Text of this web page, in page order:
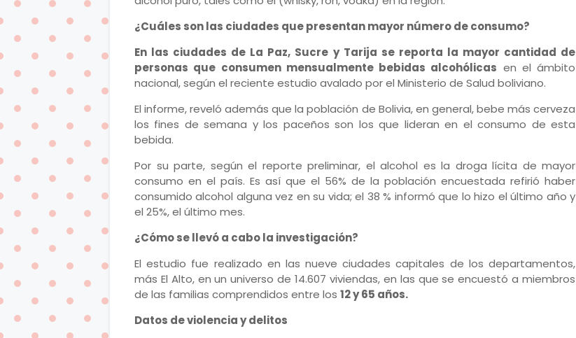
¿Cuáles son las ciudades que presentan mayor número de consumo?
En las ciudades de La Paz, Sucre y Tarija se reporta la mayor cantidad de
personas que consumen mensualmente bebidas alcohólicas en el ámbito
nacional, según el reciente estudio avalado por el Ministerio de Salud boliviano.
El informe, reveló además que la población de Bolivia, en general, bebe más cerveza
los fines de semana y los paceños son los que lideran en el consumo de esta
bebida.
Por su parte, según el reporte preliminar, el alcohol es la droga lícita de mayor
consumo en el país. Es así que el 56% de la población encuestada refirió haber
consumido alcohol alguna vez en su vida; el 38 % informó que lo hizo el último año y
el 25%, el último mes.
¿Cómo se llevó a cabo la investigación?
El estudio fue realizado en las nueve ciudades capitales de los departamentos,
más El Alto, en un universo de 14.607 viviendas, en las que se encuestó a miembros
de las familias comprendidos entre los 12 y 65 años.
Datos de violencia y delitos